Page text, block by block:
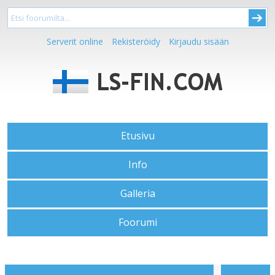
Serverit online Rekisteröidy Kirjaudu sisään
Etusivu
Info
Galleria
Foorumi